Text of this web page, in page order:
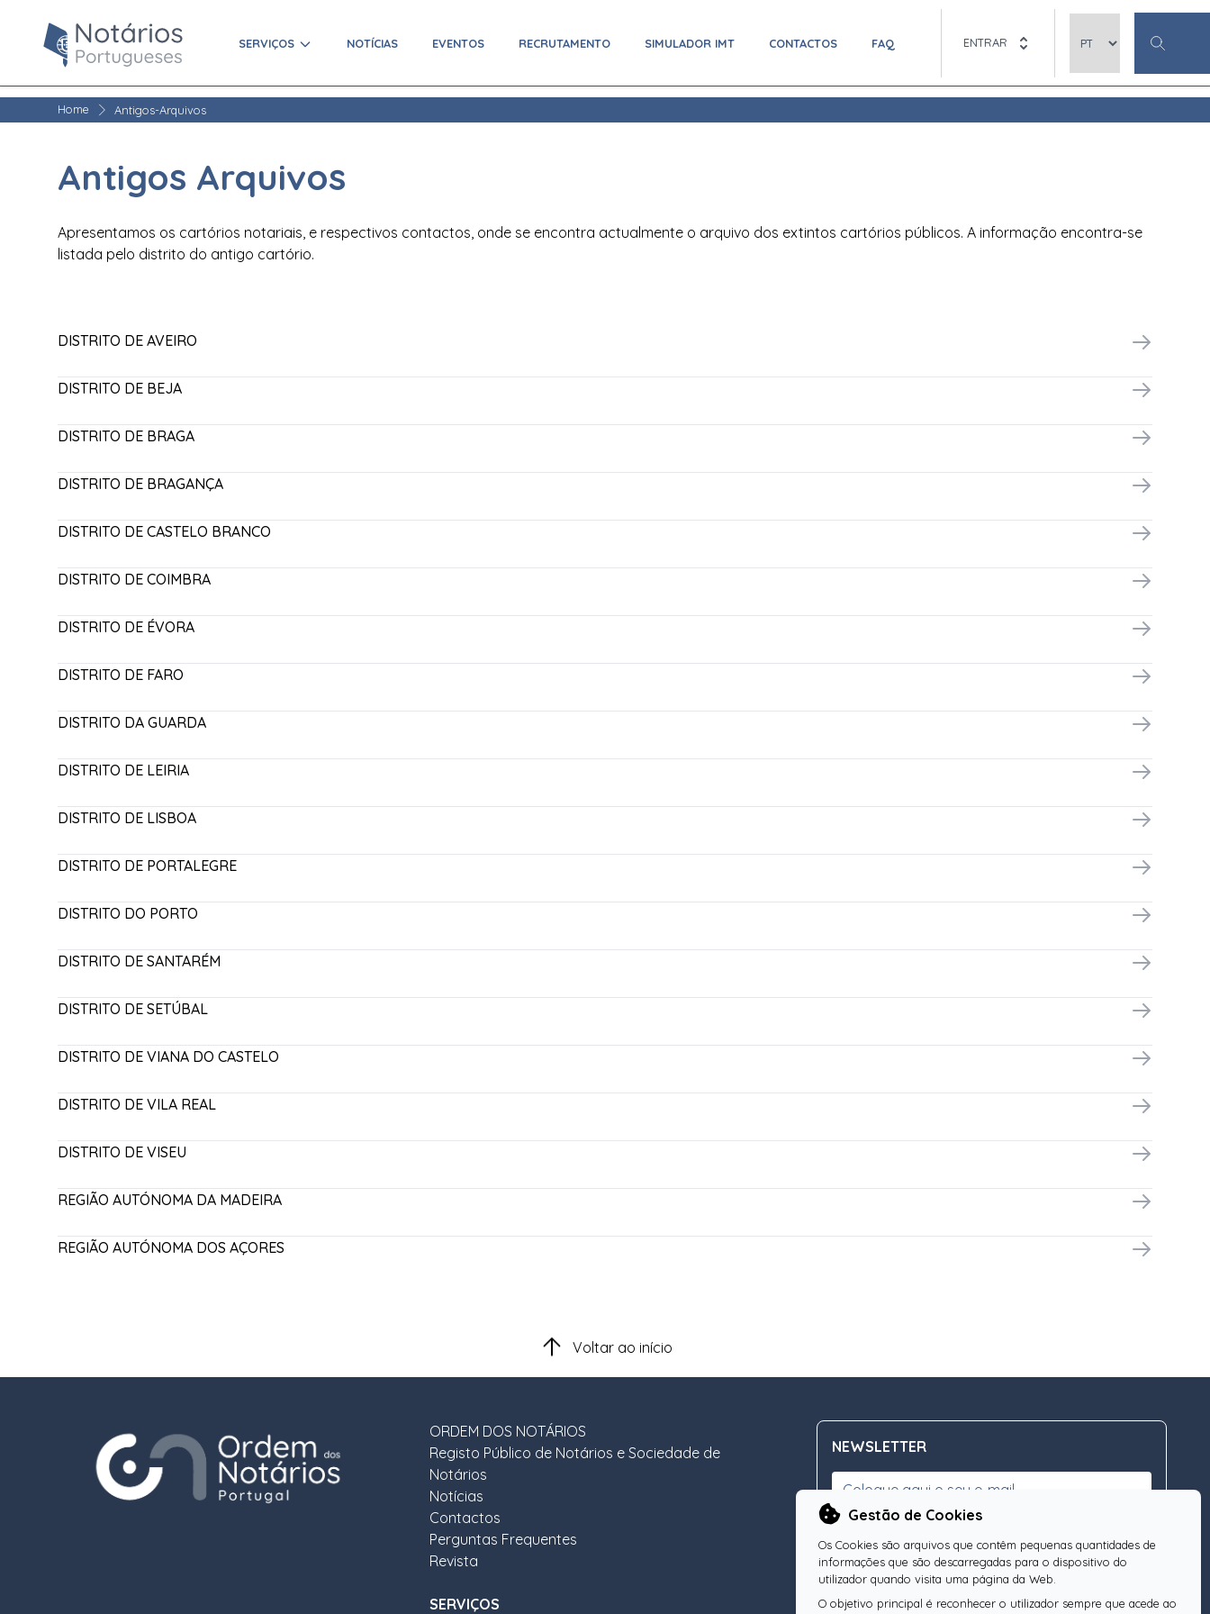
SERVIÇOS NOTÍCIAS EVENTOS RECRUTAMENTO SIMULADOR IMT CONTACTOS FAQ ENTRAR
Gestão de Cookies
Os Cookies são arquivos que contêm pequenas quantidades de
informações que são descarregadas para o dispositivo do
utilizador quando visita uma página da Web.
O objetivo principal é reconhecer o utilizador sempre que acede ao
Home Antigos-Arquivos
Antigos Arquivos
Apresentamos os cartórios notariais, e respectivos contactos, onde se encontra actualmente o arquivo dos extintos cartórios públicos. A informação encontra-se
listada pelo distrito do antigo cartório.
DISTRITO DE AVEIRO
DISTRITO DE BEJA
DISTRITO DE BRAGA
DISTRITO DE BRAGANÇA
DISTRITO DE CASTELO BRANCO
DISTRITO DE COIMBRA
DISTRITO DE ÉVORA
DISTRITO DE FARO
DISTRITO DA GUARDA
DISTRITO DE LEIRIA
DISTRITO DE LISBOA
DISTRITO DE PORTALEGRE
DISTRITO DO PORTO
DISTRITO DE SANTARÉM
DISTRITO DE SETÚBAL
DISTRITO DE VIANA DO CASTELO
DISTRITO DE VILA REAL
DISTRITO DE VISEU
REGIÃO AUTÓNOMA DA MADEIRA
REGIÃO AUTÓNOMA DOS AÇORES
Voltar ao início
ORDEM DOS NOTÁRIOS
Registo Público de Notários e Sociedade de
Notários
Notícias
Contactos
Perguntas Frequentes
Revista
SERVIÇOS
NEWSLETTER
Subscreva a nossa Newsletter OK